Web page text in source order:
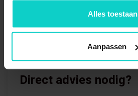
Alles toestaan
Aanpassen
Direct advies nodig?